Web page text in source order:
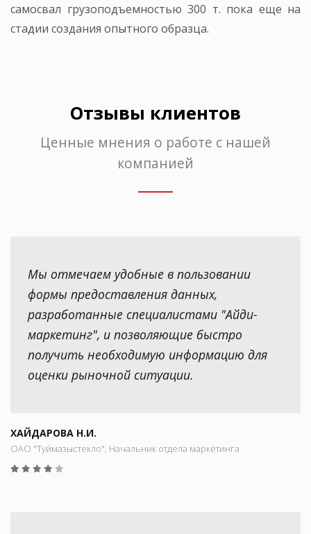
самосвал грузоподъемностью 300 т. пока еще на
стадии создания опытного образца.
Отзывы клиентов
Ценные мнения о работе с нашей
компанией
Мы отмечаем удобные в пользовании
формы предоставления данных,
разработанные специалистами "Айди-
маркетинг", и позволяющие быстро
получить необходимую информацию для
оценки рыночной ситуации.
ХАЙДАРОВА Н.И.
ОАО "Туймазыстекло", Начальник отдела маркетинга